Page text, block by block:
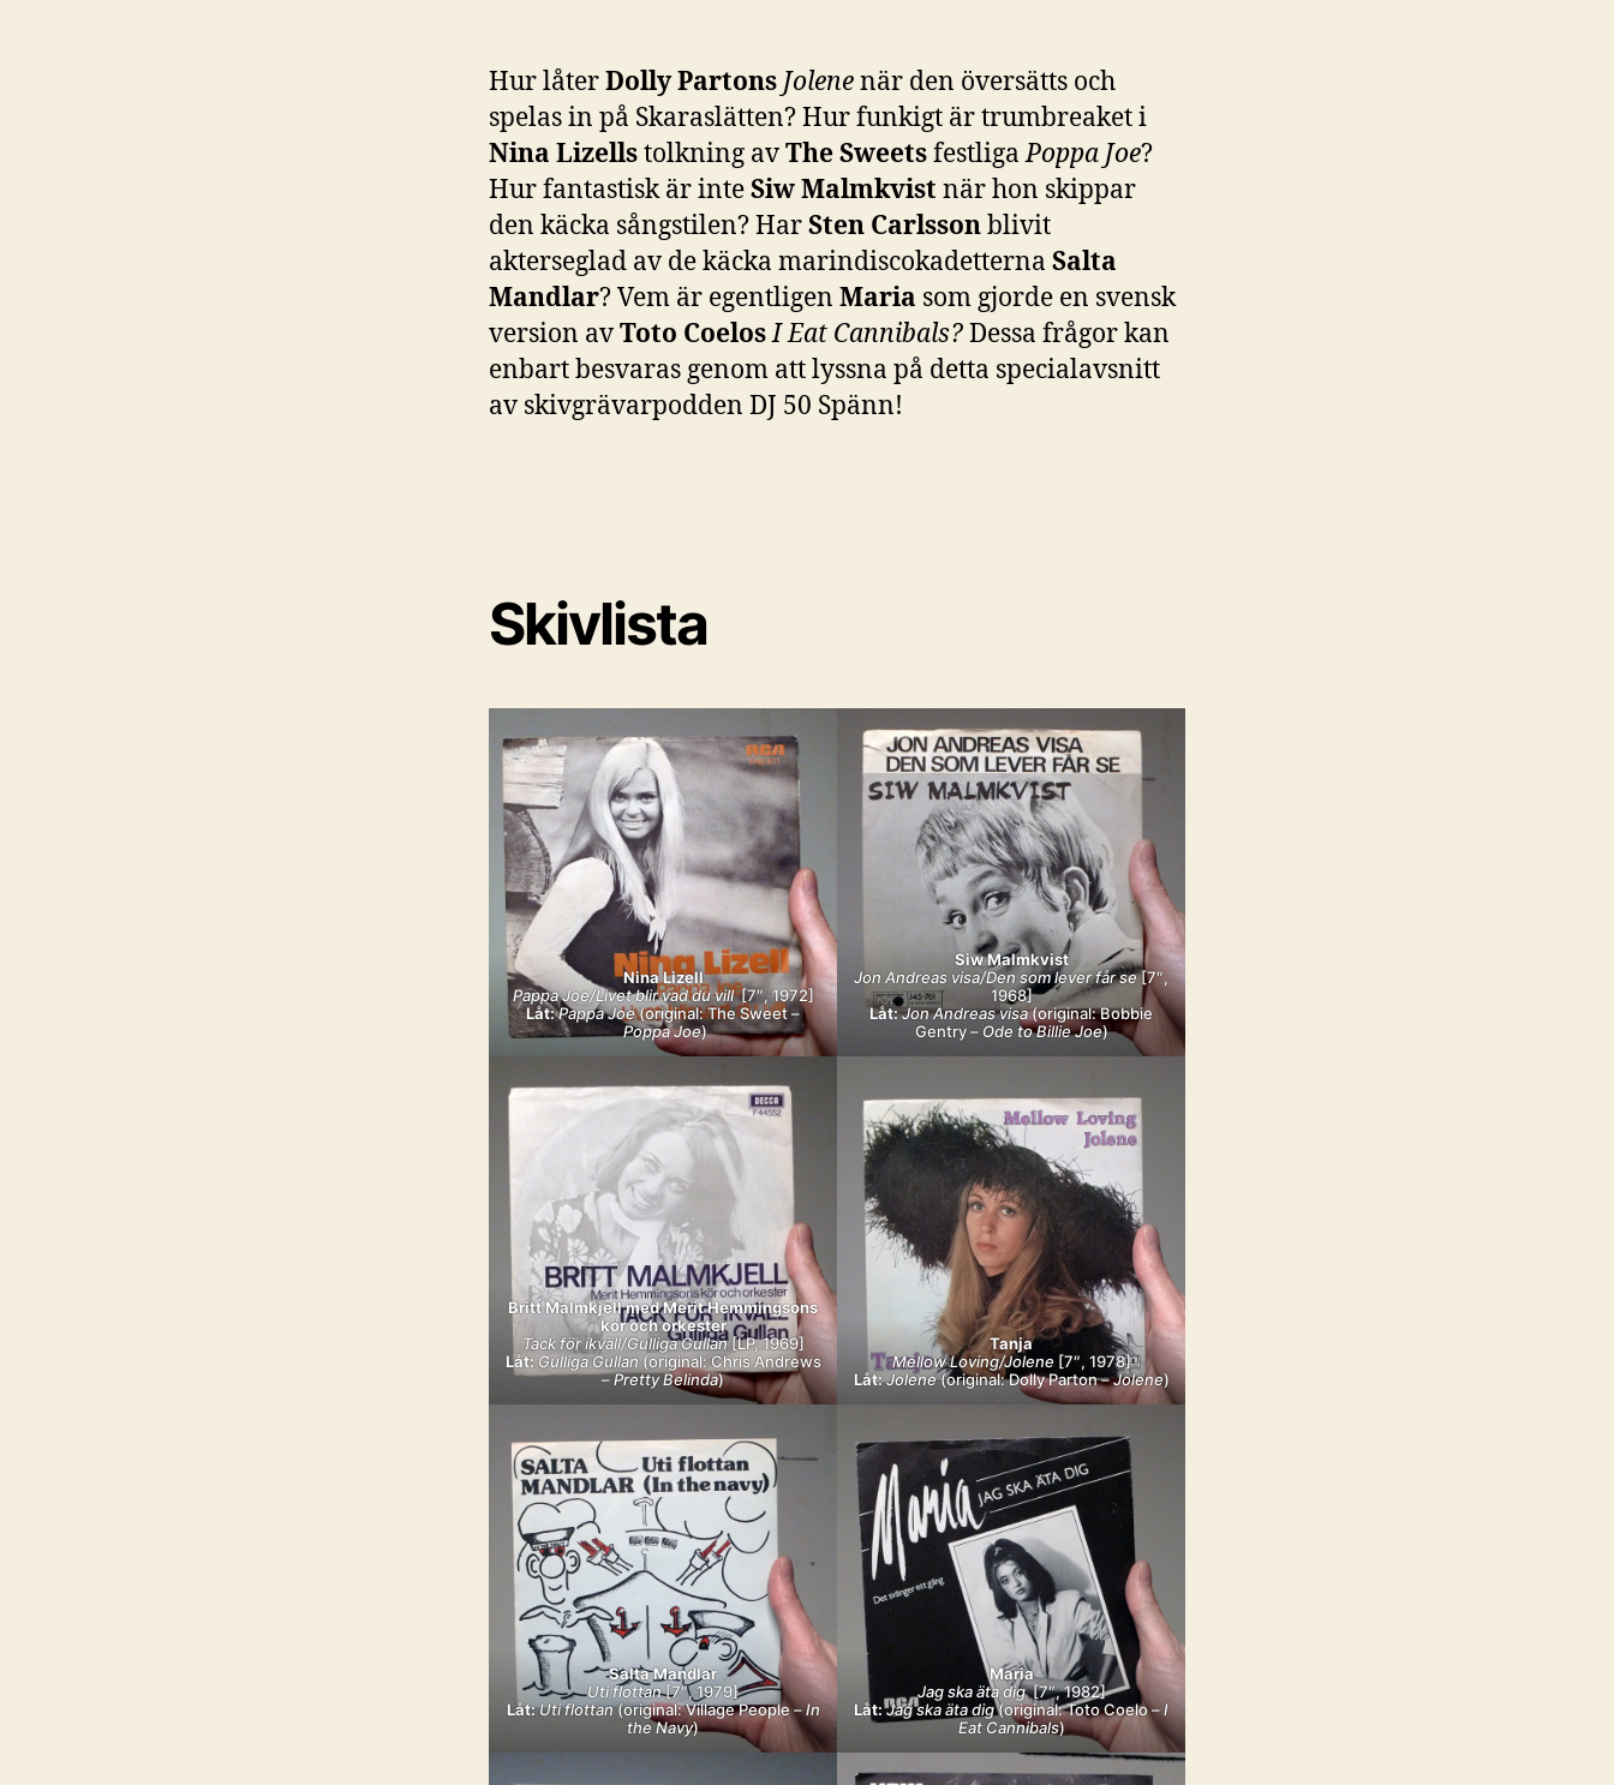
Hur låterDolly Partons Jolenenär den översätts och
spelas in på Skaraslätten? Hur funkigt är trumbreaket i
Nina Lizellstolkning avThe SweetsfestligaPoppa Joe?
Hur fantastisk är inteSiw Malmkvist när hon skippar
den käcka sångstilen? HarSten Carlssonblivit
akterseglad av de käcka marindiscokadetterna Salta
Mandlar? Vem är egentligen Maria som gjorde en svensk
version avToto CoelosI Eat Cannibals?Dessa frågor kan
enbart besvaras genom att lyssna på detta specialavsnitt
av skivgrävarpodden DJ 50 Spänn!
Skivlista
Nina Lizell
Pappa Joe/Livet blir vad du vill[7″, 1972]
Låt:Pappa Joe(original: The Sweet –
Poppa Joe)
Siw Malmkvist
Jon Andreas visa/Den som lever får se[7″,
1968]
Låt:Jon Andreas visa(original: Bobbie
Gentry – Ode to Billie Joe)
Britt Malmkjell med Merit Hemmingsons
kör och orkester
Tack för ikväll/Gulliga Gullan[LP, 1969]
Låt: Gulliga Gullan(original: Chris Andrews
–Pretty Belinda)
Tanja
Mellow Loving/Jolene [7″, 1978]
Låt:Jolene(original: Dolly Parton –Jolene)
Salta Mandlar
Uti flottan[7″, 1979]
Låt:Uti flottan(original: Village People –In
the Navy)
Maria
Jag ska äta dig[7″, 1982]
Låt: Jag ska äta dig(original: Toto Coelo –I
Eat Cannibals)